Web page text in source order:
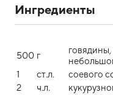
Ингредиенты
500 г
1
ст.л.
соевого
2
ч.л.